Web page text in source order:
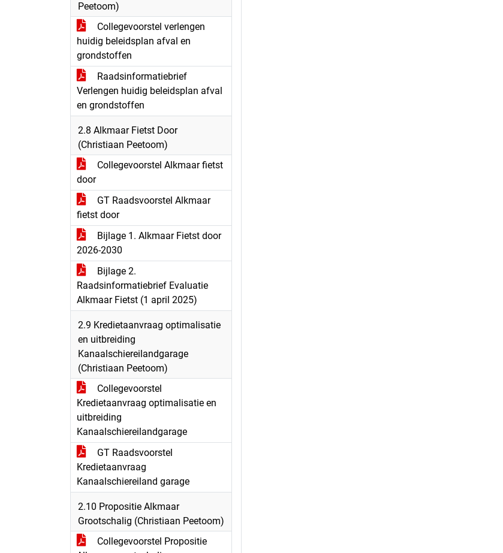
Peetoom)
Collegevoorstel verlengen
huidig beleidsplan afval en
grondstoffen
Raadsinformatiebrief
Verlengen huidig beleidsplan afval
en grondstoffen
2.8 Alkmaar Fietst Door
(Christiaan Peetoom)
Collegevoorstel Alkmaar fietst
door
GT Raadsvoorstel Alkmaar
fietst door
Bijlage 1. Alkmaar Fietst door
2026-2030
Bijlage 2.
Raadsinformatiebrief Evaluatie
Alkmaar Fietst (1 april 2025)
2.9 Kredietaanvraag optimalisatie
en uitbreiding
Kanaalschiereilandgarage
(Christiaan Peetoom)
Collegevoorstel
Kredietaanvraag optimalisatie en
uitbreiding
Kanaalschiereilandgarage
GT Raadsvoorstel
Kredietaanvraag
Kanaalschiereiland garage
2.10 Propositie Alkmaar
Grootschalig (Christiaan Peetoom)
Collegevoorstel Propositie